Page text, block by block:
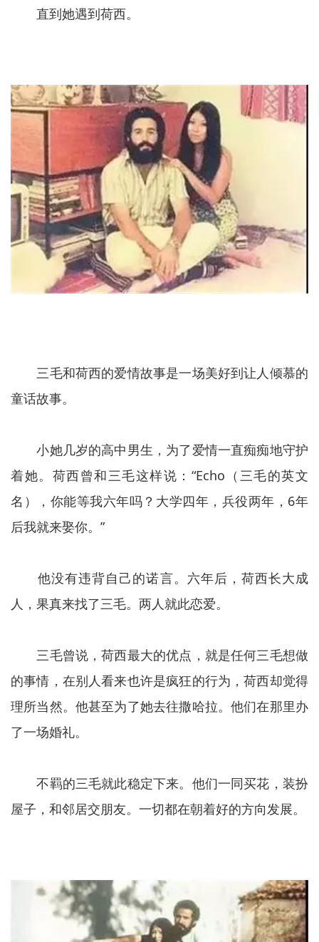
直到她遇到荷西。
三毛和荷西的爱情故事是一场美好到让人倾慕的
童话故事。
小她几岁的高中男生，为了爱情一直痴痴地守护
着她。荷西曾和三毛这样说：“Echo（三毛的英文
名），你能等我六年吗？大学四年，兵役两年，6年
后我就来娶你。”
他没有违背自己的诺言。六年后，荷西长大成
人，果真来找了三毛。两人就此恋爱。
三毛曾说，荷西最大的优点，就是任何三毛想做
的事情，在别人看来也许是疯狂的行为，荷西却觉得
理所当然。他甚至为了她去往撒哈拉。他们在那里办
了一场婚礼。
不羁的三毛就此稳定下来。他们一同买花，装扮
屋子，和邻居交朋友。一切都在朝着好的方向发展。